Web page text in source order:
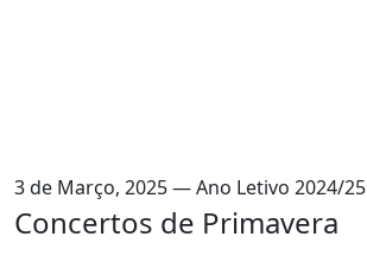
3 de Março, 2025 — Ano Letivo 2024/25
Concertos de Primavera